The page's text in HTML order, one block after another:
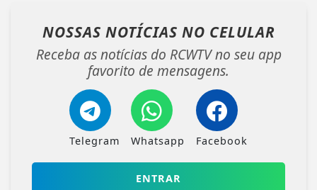
NOSSAS NOTÍCIAS NO CELULAR
Receba as notícias do RCWTV no seu app
favorito de mensagens.
Telegram Whatsapp Facebook
ENTRAR